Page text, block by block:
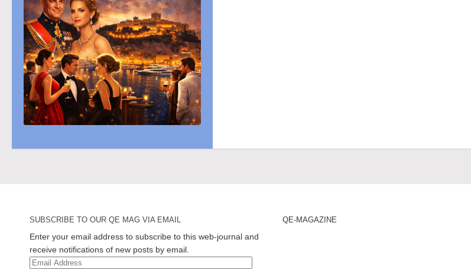
SUBSCRIBE TO OUR QE MAG VIA EMAIL
Enter your email address to subscribe to this web-journal and
receive notifications of new posts by email.
Email
QE-MAGAZINE